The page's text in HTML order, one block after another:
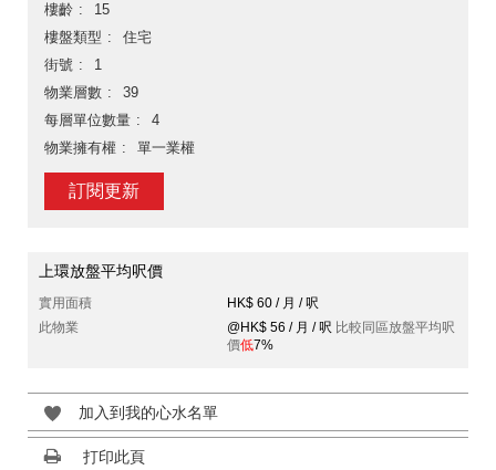
樓齡
15
樓盤類型
住宅
街號
1
物業層數
39
每層單位數量
4
物業擁有權
單一業權
訂閱更新
上環放盤平均呎價
實用面積
HK$ 60 / 月 / 呎
此物業
@HK$ 56 / 月 / 呎 比較同區放盤平均呎
價低7%
加入到我的心水名單
打印此頁